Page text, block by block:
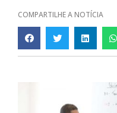
COMPARTILHE A NOTÍCIA